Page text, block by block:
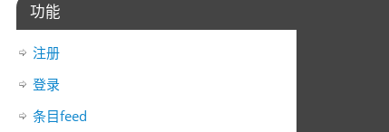
功能
注册
登录
条目feed